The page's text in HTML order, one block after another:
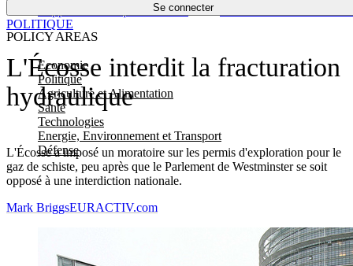
Se connecter
POLICY AREAS
Economie
Politique
Agriculture et Alimentation
Santé
Technologies
Energie, Environnement et Transport
Défense
Économie
L'Écosse interdit la fracturation
hydraulique
L'Écosse a imposé un moratoire sur les permis d'exploration pour le
gaz de schiste, peu après que le Parlement de Westminster se soit
opposé à une interdiction nationale.
POLITIQUE
Mark BriggsEURACTIV.com